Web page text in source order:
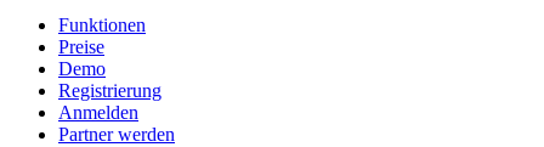
Funktionen
Preise
Demo
Registrierung
Anmelden
Partner werden